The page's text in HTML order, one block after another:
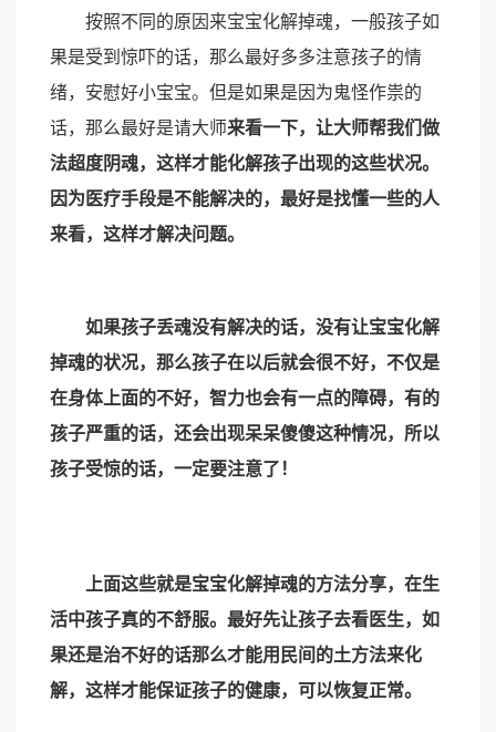
按照不同的原因来宝宝化解掉魂，一般孩子如
果是受到惊吓的话，那么最好多多注意孩子的情
绪，安慰好小宝宝。但是如果是因为鬼怪作祟的
话，那么最好是请大师来看一下，让大师帮我们做
法超度阴魂，这样才能化解孩子出现的这些状况。
因为医疗手段是不能解决的，最好是找懂一些的人
来看，这样才解决问题。
如果孩子丢魂没有解决的话，没有让宝宝化解
掉魂的状况，那么孩子在以后就会很不好，不仅是
在身体上面的不好，智力也会有一点的障碍，有的
孩子严重的话，还会出现呆呆傻傻这种情况，所以
孩子受惊的话，一定要注意了！
上面这些就是宝宝化解掉魂的方法分享，在生
活中孩子真的不舒服。最好先让孩子去看医生，如
果还是治不好的话那么才能用民间的土方法来化
解，这样才能保证孩子的健康，可以恢复正常。